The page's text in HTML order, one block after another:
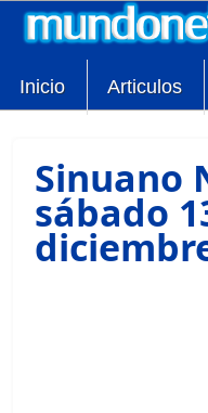
Inicio Articulos
Sinuano
sábado